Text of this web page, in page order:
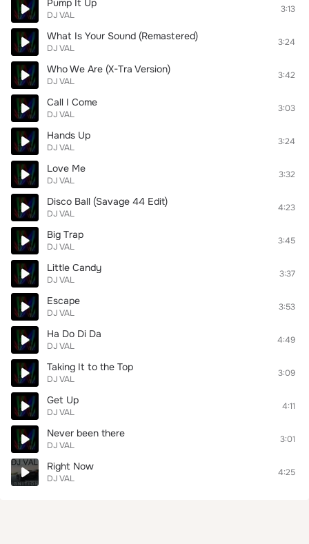
Pump It Up
DJ VAL
3:13
What Is Your Sound (Remastered)
DJ VAL
3:24
Who We Are (X-Tra Version)
DJ VAL
3:42
Call I Come
DJ VAL
3:03
Hands Up
DJ VAL
3:24
Love Me
DJ VAL
3:32
Disco Ball (Savage 44 Edit)
DJ VAL
4:23
Big Trap
DJ VAL
3:45
Little Candy
DJ VAL
3:37
Escape
DJ VAL
3:53
Ha Do Di Da
DJ VAL
4:49
Taking It to the Top
DJ VAL
3:09
Get Up
DJ VAL
4:11
Never been there
DJ VAL
3:01
Right Now
DJ VAL
4:25